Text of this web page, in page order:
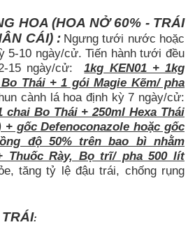
HOA (HOA NỞ 60% - TRÁI
CÁI) : Ngưng tưới nước hoặc
10 ngày/cử. Tiến hành tưới đều
15 ngày/cử:1kg KEN01 + 1kg
Thái + 1 gói Magie Kẽm/ pha
cành lá hoa định kỳ 7 ngày/cử:
chai Bo Thái + 250ml Hexa Thái
gốc Defenoconazole hoặc gốc
độ 50% trên bao bì nhằm
Thuốc Rày, Bọ trĩ/ pha 500 lít
tăng tỷ lệ đậu trái, chống rụng
: